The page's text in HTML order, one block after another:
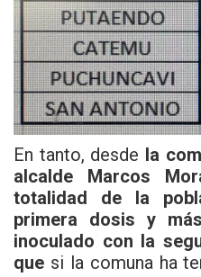
En tanto, desde la
alcalde Marcos
totalidad de la
primera dosis y
inoculado con la
que si la comuna ha